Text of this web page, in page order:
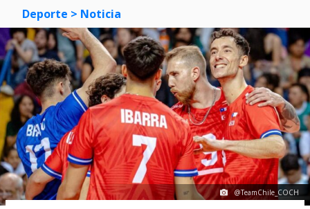
Deporte > Noticia
@TeamChile_COCH